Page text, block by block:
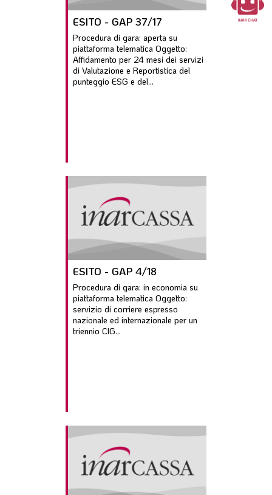
ESITO - GAP 37/17
Procedura di gara: aperta su
piattaforma telematica Oggetto:
Affidamento per 24 mesi dei servizi
di Valutazione e Reportistica del
punteggio ESG e del...
ESITO - GAP 4/18
Procedura di gara: in economia su
piattaforma telematica Oggetto:
servizio di corriere espresso
nazionale ed internazionale per un
triennio CIG...